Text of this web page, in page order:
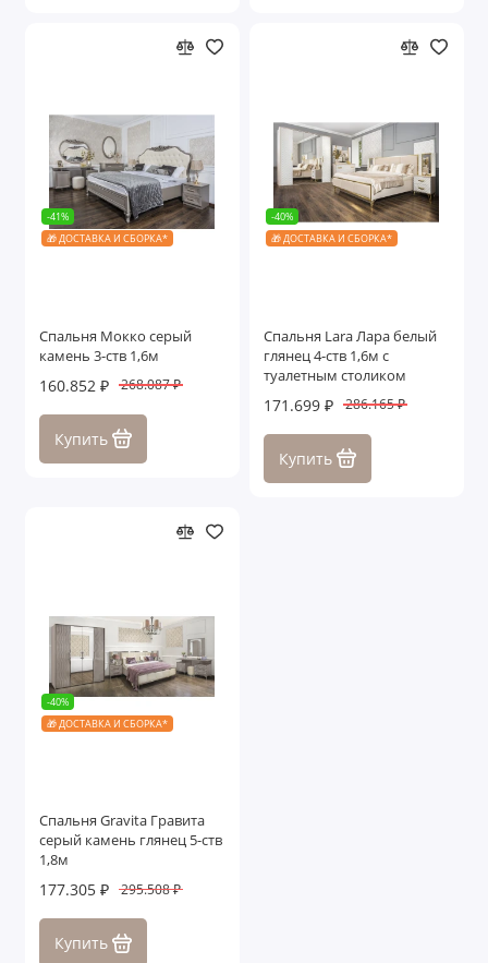
-41%
🎁 ДОСТАВКА И СБОРКА*
Спальня Мокко серый
камень 3-ств 1,6м
160.852 ₽ 268.087 ₽
Купить
-40%
🎁 ДОСТАВКА И СБОРКА*
Спальня Lara Лара белый
глянец 4-ств 1,6м с
туалетным столиком
171.699 ₽ 286.165 ₽
Купить
-40%
🎁 ДОСТАВКА И СБОРКА*
Спальня Gravita Гравита
серый камень глянец 5-ств
1,8м
177.305 ₽ 295.508 ₽
Купить